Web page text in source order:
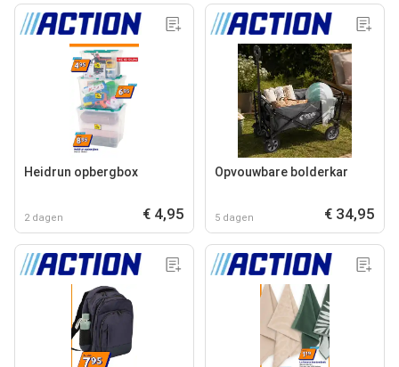
Heidrun opbergbox
2 dagen € 4,95
Opvouwbare bolderkar
5 dagen € 34,95